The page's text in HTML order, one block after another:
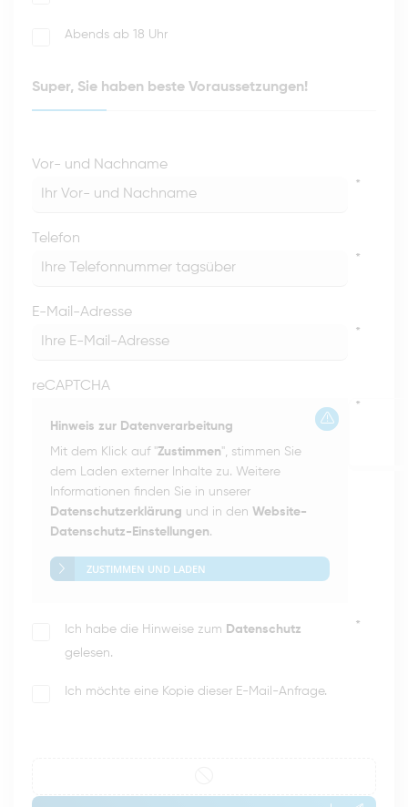
Abends ab 18 Uhr
Super, Sie haben beste Voraussetzungen!
Vor- und Nachname
*
Telefon
*
E-Mail-Adresse
*
reCAPTCHA
Hinweis zur Datenverarbeitung
Mit dem Klick auf "Zustimmen", stimmen Sie
dem Laden externer Inhalte zu. Weitere
Informationen finden Sie in unserer
Datenschutzerklärung und in den Website-
Datenschutz-Einstellungen.
ZUSTIMMEN UND LADEN
*
Ich habe die Hinweise zum Datenschutz
gelesen.
*
Ich möchte eine Kopie dieser E-Mail-Anfrage.